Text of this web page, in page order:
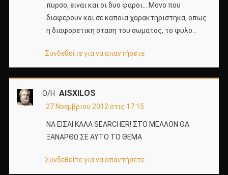
πυρσο, ειναι και οι δυο φαροι… Μονο που
διαφερουν και σε καποια χαρακτηριστηκα, οπως
η διαφορετικη σταση του σωματος, το φυλο…
Συνδεθείτε για να απαντήσετε
Ο/Η AISXILOS
27 Νοεμβρίου 2012 στις 17:15
ΝΑ ΕΙΣΑΙ ΚΑΛΑ SEARCHER! ΣΤΟ ΜΕΛΛΟΝ ΘΑ
ΞΑΝΑΡΘΩ ΣΕ ΑΥΤΟ ΤΟ ΘΕΜΑ
Συνδεθείτε για να απαντήσετε